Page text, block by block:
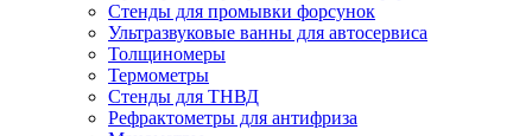
Стенды для промывки форсунок
Ультразвуковые ванны для автосервиса
Толщиномеры
Термометры
Стенды для ТНВД
Рефрактометры для антифриза